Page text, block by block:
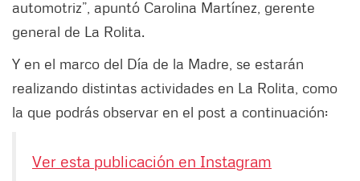
automotriz”, apuntó Carolina Martínez, gerente
general de La Rolita.
Y en el marco del Día de la Madre, se estarán
realizando distintas actividades en La Rolita, como
la que podrás observar en el post a continuación:
Ver esta publicación en Instagram